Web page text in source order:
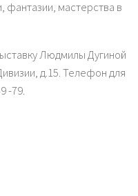
фантазии, мастерства в
Людмилы Дугиной
д.15. Телефон для
-79.